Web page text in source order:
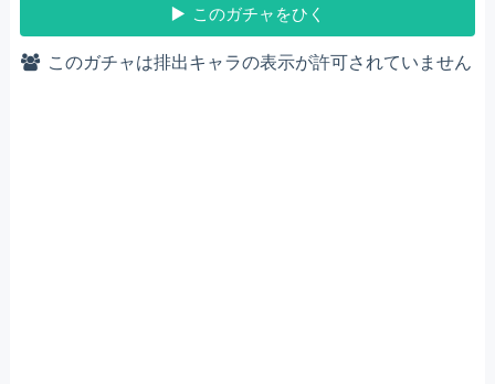
このガチャをひく
このガチャは排出キャラの表示が許可されていません